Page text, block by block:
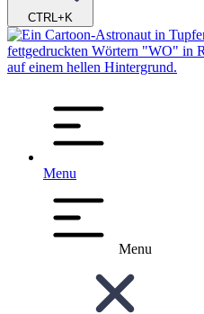
CTRL+K
Menu
Menu